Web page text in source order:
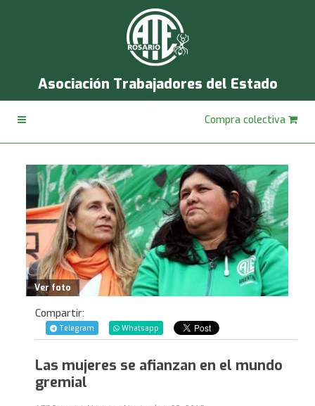
Asociación Trabajadores del Estado
Compra colectiva
Ver foto
Compartir:
Telegram Whatsapp
Las mujeres se afianzan en el mundo
gremial